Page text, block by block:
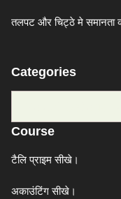
तलपट और चिट्ठे मे समानता
Categories
Course
टैलि प्राइम सीखे।
अकाउंटिंग सीखे।